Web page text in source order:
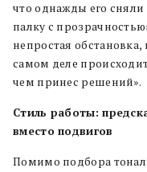
что однажды его сняли
палку с
непростая
самом деле
чем принес решений».
Стиль работы:
вместо подвигов
Помимо подбора